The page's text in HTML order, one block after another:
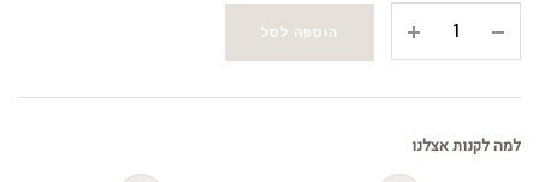
פיוריפיינג
אקסטרקט
Purifying
extract
quantity
הוספה לסל
למה לקנות אצלנו